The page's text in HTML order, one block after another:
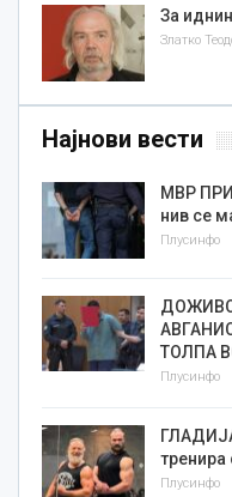
За
Најнови вести
МВР
нив се
Плусинфо
ТОЛПА
Плусинфо
тренира
Плусинфо